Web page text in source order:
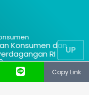
Copy Link
UP
Konsumen dan
RI